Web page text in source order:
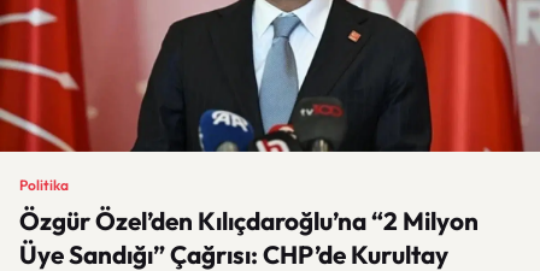
Politika
Özgür Özel’den Kılıçdaroğlu’na “2 Milyon
Üye Sandığı” Çağrısı: CHP’de Kurultay